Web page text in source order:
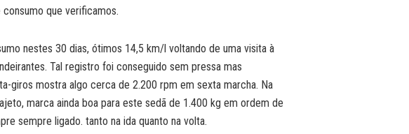
que verificamos.
nestes 30 dias, ótimos 14,5 km/l voltando de uma visita à
Tal registro foi conseguido sem pressa mas
giros mostra algo cerca de 2.200 rpm em sexta marcha. Na
marca ainda boa para este sedã de 1.400 kg em ordem de
sempre ligado. tanto na ida quanto na volta.